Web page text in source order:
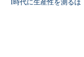
I時代に生産性を測るほ